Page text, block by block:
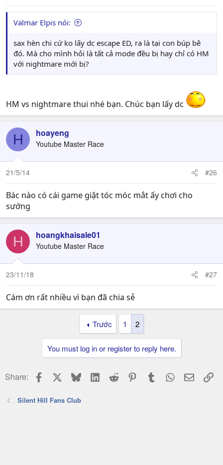
Valmar Elpis nói:
sax hèn chi cứ ko lấy dc escape ED, ra là tại con búp bê
đó. Mà cho mình hỏi là tất cả mode đều bị hay chỉ có HM
với nightmare mới bị?
HM vs nightmare thui nhé bạn. Chúc bạn lấy dc
H hoayeng
Youtube Master Race
21/5/14 #26
Bác nào có cái game giật tóc móc mắt ấy chơi cho
sướng
H hoangkhaisale01
Youtube Master Race
23/11/18 #27
Cám ơn rất nhiều vì bạn đã chia sẻ
Trước 1 2
You must log in or register to reply here.
Share: Facebook BlueskyLinkedIn
Reddit PinterestTumblr WhatsApp
Email
Silent Hill Fans Club